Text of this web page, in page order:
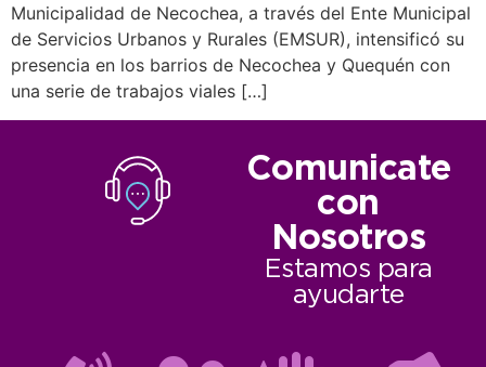
Municipalidad de Necochea, a través del Ente Municipal
de Servicios Urbanos y Rurales (EMSUR), intensificó su
presencia en los barrios de Necochea y Quequén con
una serie de trabajos viales […]
Comunicate
con
Nosotros
Estamos para
ayudarte